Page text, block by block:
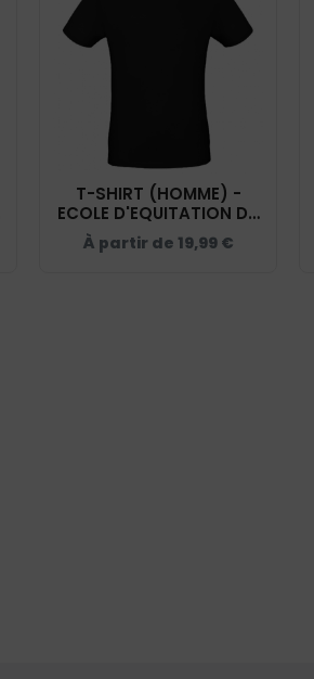
T-SHIRT (HOMME) -
ECOLE D'EQUITATION DU
COQUET - BC03T
À partir de 19,99 €